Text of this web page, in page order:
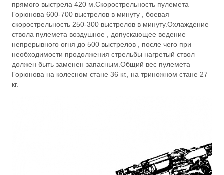
прямого выстрела 420 м.Скорострельность пулемета
Горюнова 600-700 выстрелов в минуту , боевая
скорострельность 250-300 выстрелов в минуту.Охлаждение
ствола пулемета воздушное , допускающее ведение
непрерывного огня до 500 выстрелов , после чего при
необходимости продолжения стрельбы нагретый ствол
должен быть заменен запасным.Общий вес пулемета
Горюнова на колесном стане 36 кг., на триножном стане 27
кг.